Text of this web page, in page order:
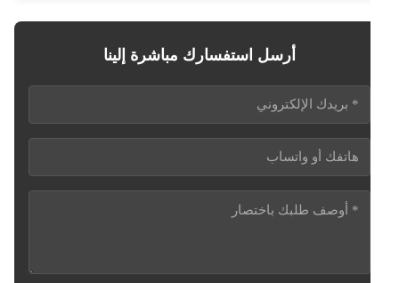
أرسل استفسارك مباشرة إلينا